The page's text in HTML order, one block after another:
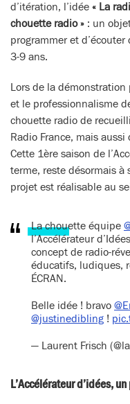
d’itération, l’idée « La
chouette radio » : un
programmer et
3-9 ans.
Lors de la
et le professionnalisme
chouette radio de
Radio France, mais
Cette 1ère saison de
terme, reste désormais à
projet est réalisable au
La chouette équipe
l’Accélérateur
concept de radio-
éducatifs, ludiques,
ÉCRAN.
Belle idée ! bravo
@justinedibling !
— Laurent Frisch
L’Accélérateur d’idées,